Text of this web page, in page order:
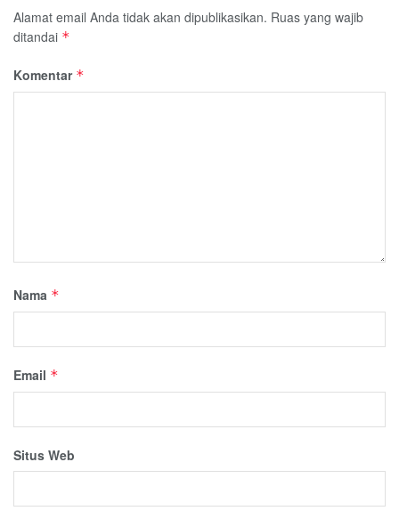
Alamat email Anda tidak akan dipublikasikan. Ruas yang wajib
ditandai *
Komentar *
Nama *
Email *
Situs Web